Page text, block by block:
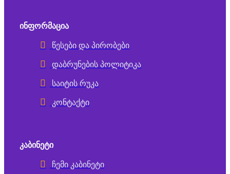
ᲘᲜᲤᲝᲠᲛᲐᲪᲘᲐ
წესები და პირობები
დაბრუნების პოლიტიკა
საიტის რუკა
კონტაქტი
ᲙᲐᲑᲘᲜᲔᲢᲘ
ჩემი კაბინეტი